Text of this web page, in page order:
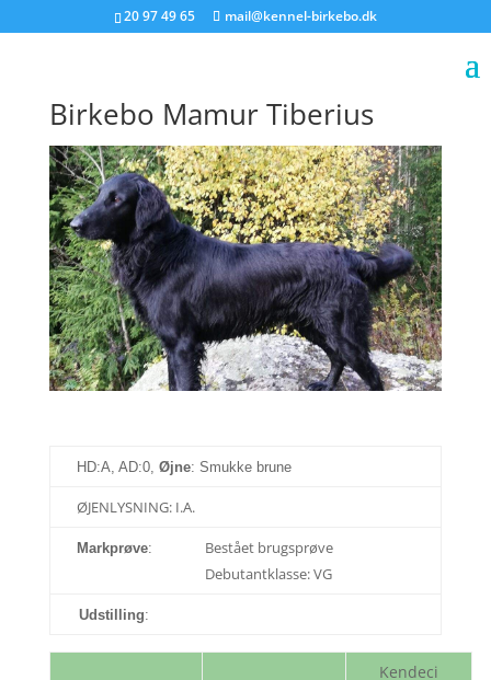
20 97 49 65 mail@kennel-birkebo.dk
Birkebo Mamur Tiberius
HD:A, AD:0, Øjne: Smukke brune
ØJENLYSNING: I.A.
Markprøve:
Bestået brugsprøve
Debutantklasse: VG
Udstilling:
Kendeci